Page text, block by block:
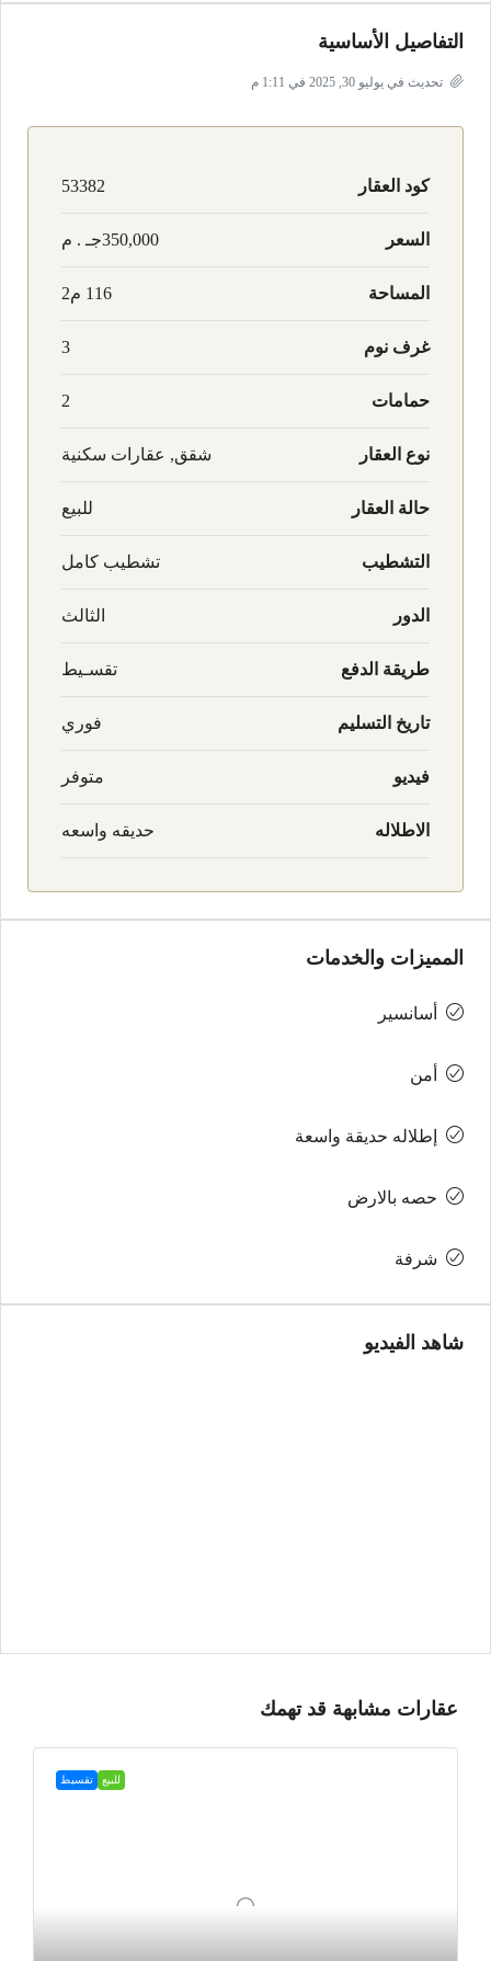
التفاصيل الأساسية
تحديث في يوليو 30, 2025 في 1:11 م
كود العقار 53382
السعر 350,000جـ . م
المساحة 116 م2
غرف نوم 3
حمامات 2
نوع العقار شقق, عقارات سكنية
حالة العقار للبيع
التشطيب تشطيب كامل
الدور الثالث
طريقة الدفع تقسـيط
تاريخ التسليم فوري
فيديو متوفر
الاطلاله حديقه واسعه
المميزات والخدمات
أسانسير
أمن
إطلاله حديقة واسعة
حصه بالارض
شرفة
شاهد الفيديو
عقارات مشابهة قد تهمك
للبيع تقسيط